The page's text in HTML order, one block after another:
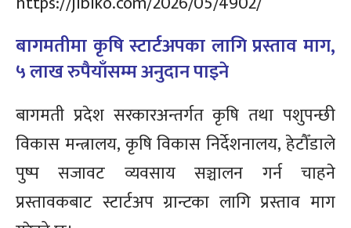
बागमतीमा कृषि स्टार्टअपका लागि प्रस्ताव माग,
५ लाख रुपैयाँसम्म अनुदान पाइने
बागमती प्रदेश सरकारअन्तर्गत कृषि तथा पशुपन्छी
विकास मन्त्रालय, कृषि विकास निर्देशनालय, हेटौँडाले
पुष्प सजावट व्यवसाय सञ्चालन गर्न चाहने
प्रस्तावकबाट स्टार्टअप ग्रान्टका लागि प्रस्ताव माग